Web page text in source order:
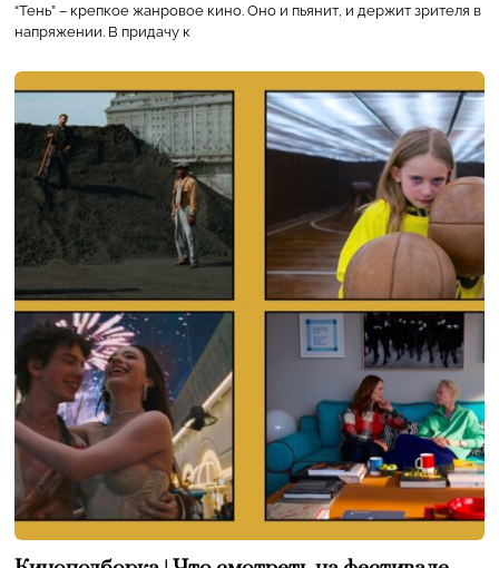
“Тень” – крепкое жанровое кино. Оно и пьянит, и держит зрителя в
напряжении. В придачу к